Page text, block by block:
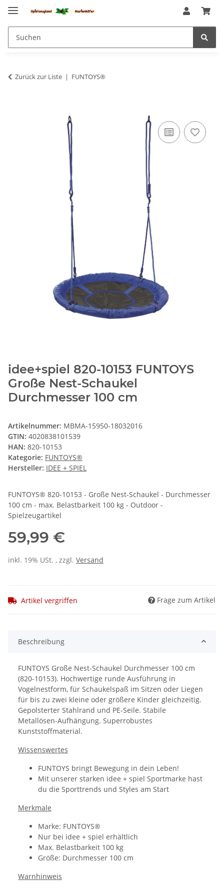
Zurück zur Liste FUNTOYS®
idee+spiel 820-10153 FUNTOYS
Große Nest-Schaukel
Durchmesser 100 cm
Artikelnummer: MBMA-15950-18032016
GTIN: 4020838101539
HAN: 820-10153
Kategorie: FUNTOYS®
Hersteller: IDEE + SPIEL
FUNTOYS® 820-10153 - Große Nest-Schaukel - Durchmesser
100 cm - max. Belastbarkeit 100 kg - Outdoor -
Spielzeugartikel
59,99 €
inkl. 19% USt. , zzgl. Versand
Artikel vergriffen Frage zum Artikel
Beschreibung
FUNTOYS Große Nest-Schaukel Durchmesser 100 cm
(820-10153). Hochwertige runde Ausführung in
Vogelnestform, für Schaukelspaß im Sitzen oder Liegen
für bis zu zwei kleine oder größere Kinder gleichzeitig.
Gepolsterter Stahlrand und PE-Seile. Stabile
Metallösen-Aufhängung. Superrobustes
Kunststoffmaterial.
Wissenswertes
FUNTOYS bringt Bewegung in dein Leben!
Mit unserer starken idee + spiel Sportmarke hast
du die Sporttrends und Styles am Start
Merkmale
Marke: FUNTOYS®
Nur bei idee + spiel erhältlich
Max. Belastbarkeit 100 kg
Größe: Durchmesser 100 cm
Warnhinweis